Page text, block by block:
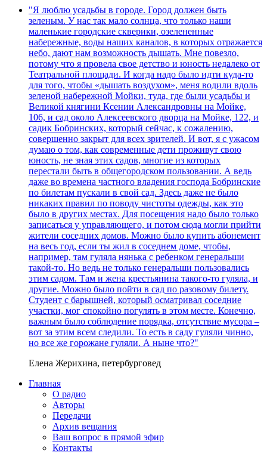
"Я люблю усадьбы в городе. Город должен быть
зеленым. У нас так мало солнца, что только наши
маленькие городские скверики, озелененные
набережные, воды наших каналов, в которых отражается
небо, дают нам возможность дышать. Мне повезло,
потому что я провела свое детство и юность недалеко от
Театральной площади. И когда надо было идти куда-то
для того, чтобы «дышать воздухом», меня водили вдоль
зеленой набережной Мойки, туда, где были усадьбы и
Великой княгини Ксении Александровны на Мойке,
106, и сад около Алексеевского дворца на Мойке, 122, и
садик Бобринских, который сейчас, к сожалению,
совершенно закрыт для всех зрителей. И вот, я с ужасом
думаю о том, как современные дети проживут свою
юность, не зная этих садов, многие из которых
перестали быть в общегородском пользовании. А ведь
даже во времена частного владения господа Бобринские
по билетам пускали в свой сад. Здесь даже не было
никаких правил по поводу чистоты одежды, как это
было в других местах. Для посещения надо было только
записаться у управляющего, и потом сюда могли прийти
жители соседних домов. Можно было купить абонемент
на весь год, если ты жил в соседнем доме, чтобы,
например, там гуляла нянька с ребенком генеральши
такой-то. Но ведь не только генеральши пользовались
этим садом. Там и жена крестьянина такого-то гуляла, и
другие. Можно было пойти в сад по разовому билету.
Студент с барышней, который осматривал соседние
участки, мог спокойно погулять в этом месте. Конечно,
важным было соблюдение порядка, отсутствие мусора –
вот за этим всем следили. То есть в саду гуляли чинно,
но все же горожане гуляли. А ныне что?"
Елена Жерихина, петербурговед
Главная
О радио
Авторы
Передачи
Архив вещания
Ваш вопрос в прямой эфир
Контакты